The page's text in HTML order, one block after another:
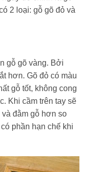
2 loại: gỗ gõ đỏ và
gỗ gõ vàng. Bởi
hơn. Gõ đỏ có màu
gỗ tốt, không cong
Khi cầm trên tay sẽ
đằm gỗ hơn so
phần hạn chế khi